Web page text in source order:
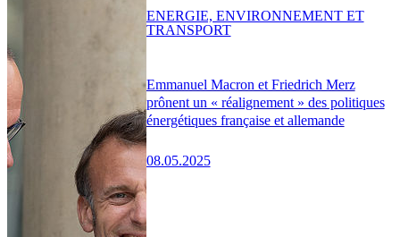
Emmanuel Macron et Friedrich Merz
prônent un « réalignement » des politiques
énergétiques française et allemande
08.05.2025
ENERGIE, ENVIRONNEMENT ET
TRANSPORT